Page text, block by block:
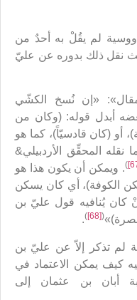
لم يقُلْ به أحدٌ من
نقل ذلك بدوره عن عليّ
«إن نُسخ الكشّي
أبدل قوله: (وكان من
أو (كان قادسيّاً)، كما هو
المحقِّق الأردبيلي&
). ويمكن أن يكون هذا هو
الكوفة)، أي كان يسكن
كان يُنافيه قول عليّ بن
(
[68]
)
.
لم تذكر إلاّ عن عليّ بن
كيف يمكن الاعتماد في
أبان بن عثمان إلى